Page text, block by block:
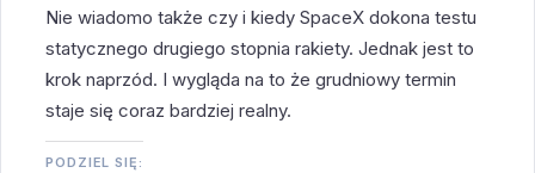
Nie wiadomo także czy i kiedy SpaceX dokona testu
statycznego drugiego stopnia rakiety. Jednak jest to
krok naprzód. I wygląda na to że grudniowy termin
staje się coraz bardziej realny.
PODZIEL SIĘ: